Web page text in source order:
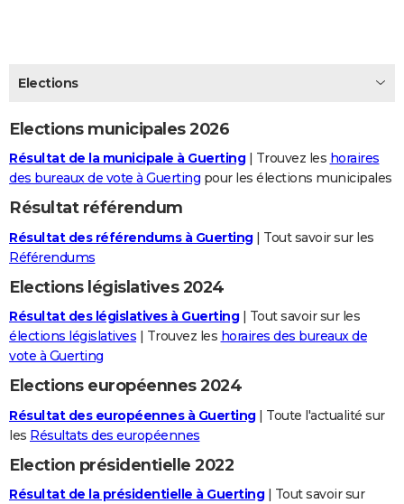
CARTE DE VOEUX
Carte de Noël
Carte Bonne année
Carte Saint-Valentin
Carte Pâques
Carte d'anniversaire
DICTIONNAIRE
Dictionnaire
Biographies
Citations
Expressions
Proverbes
PROGRAMME TV
COPAINS D'AVANT
AVIS DE DÉCÈS
FORUM
Bricolage
Lifestyle
Culture
Sport
Auto
Television
Voyage
Cinema
Elections
Elections municipales 2026
Résultat de la municipale à Guerting| Trouvez les horaires
des bureaux de vote à Guerting pour les élections municipales
Résultat référendum
Résultat des référendums à Guerting| Tout savoir sur les
Référendums
Elections législatives 2024
Résultat des législatives à Guerting| Tout savoir sur les
élections législatives | Trouvez les horaires des bureaux de
vote à Guerting
Elections européennes 2024
Résultat des européennes à Guerting| Toute l'actualité sur
les Résultats des européennes
Election présidentielle 2022
Résultat de la présidentielle à Guerting| Tout savoir sur